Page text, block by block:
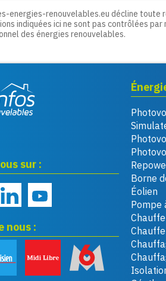
energies-renouvelables.eu décline toute
indiquées ici ne sont pas contrôlées
des énergies renouvelables.
sur :
nous :
Borne
Éolien
Pompe